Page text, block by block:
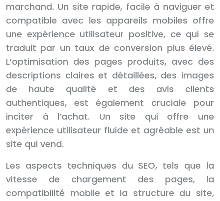
marchand. Un site rapide, facile à naviguer et
compatible avec les appareils mobiles offre
une expérience utilisateur positive, ce qui se
traduit par un taux de conversion plus élevé.
L’optimisation des pages produits, avec des
descriptions claires et détaillées, des images
de haute qualité et des avis clients
authentiques, est également cruciale pour
inciter à l’achat. Un site qui offre une
expérience utilisateur fluide et agréable est un
site qui vend.
Les aspects techniques du SEO, tels que la
vitesse de chargement des pages, la
compatibilité mobile et la structure du site,